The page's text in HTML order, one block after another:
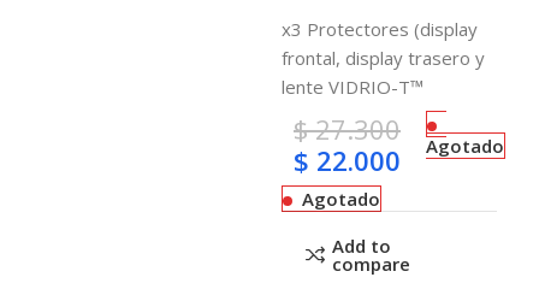
x3 Protectores (display
frontal, display trasero y
lente VIDRIO-T™
$27.300
$ 22.000 Agotado
Agotado
Add to
compare